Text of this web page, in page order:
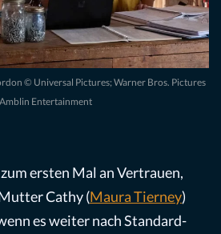
© Universal Pictures; Warner Bros. Pictures
Entertainment
ersten Mal an Vertrauen,
Cathy (Maura Tierney)
es weiter nach Standard-